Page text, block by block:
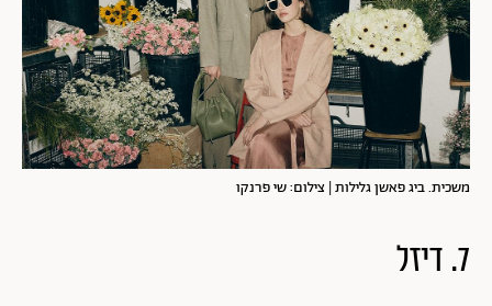
משכית. ביג פאשן גלילות | צילום: שי פרנקו
7. דיזל